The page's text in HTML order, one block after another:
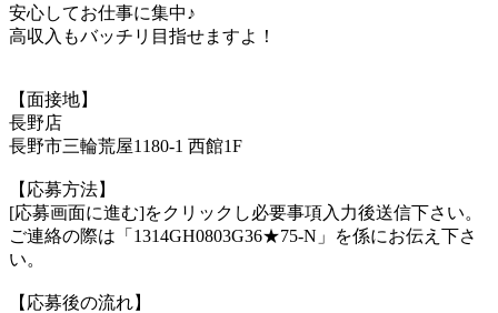
安心してお仕事に集中♪
高収入もバッチリ目指せますよ！
【面接地】
長野店
長野市三輪荒屋1180-1 西館1F
【応募方法】
[応募画面に進む]をクリックし必要事項入力後送信下さい。
ご連絡の際は「1314GH0803G36★75-N」を係にお伝え下さ
い。
【応募後の流れ】